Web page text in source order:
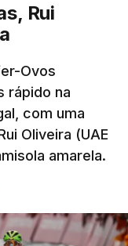
Rui
Ovos
rápido na
com uma
Oliveira (UAE
amarela.